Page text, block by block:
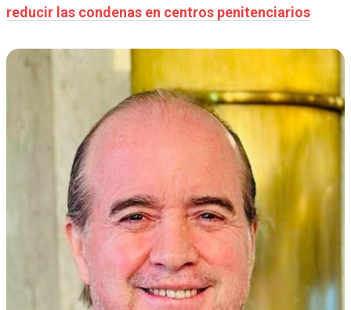
reducir las condenas en centros penitenciarios